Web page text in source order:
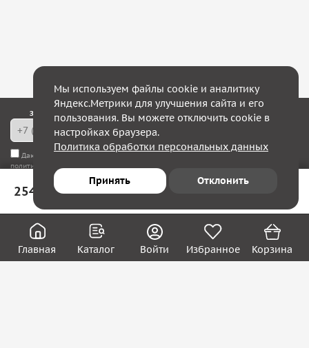
Главная Каталог Избранное
Войти Корзина
254 ₽
Закажите обратный звонок — в течение 10 минут мы с Вами свяжемся!
Даю согласие на обработку моих персональных данных
политикой конфиденциальности
Юридическим лицам
Акции
Вакансии
Контакты
Мы используем файлы cookie и аналитику
Яндекс.Метрики для улучшения сайта и его
пользования. Вы можете отключить cookie в
настройках браузера.
Политика обработки персональных данных
Принять Отклонить